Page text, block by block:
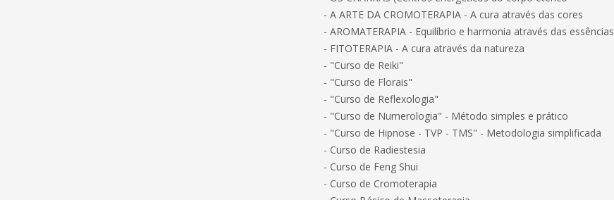
- A ARTE DA CROMOTERAPIA - A cura através das cores
- AROMATERAPIA - Equilíbrio e harmonia através das essências
- FITOTERAPIA - A cura através da natureza
- "Curso de Reiki"
- "Curso de Florais"
- "Curso de Reflexologia"
- "Curso de Numerologia" - Método simples e prático
- "Curso de Hipnose - TVP - TMS" - Metodologia simplificada
- Curso de Radiestesia
- Curso de Feng Shui
- Curso de Cromoterapia